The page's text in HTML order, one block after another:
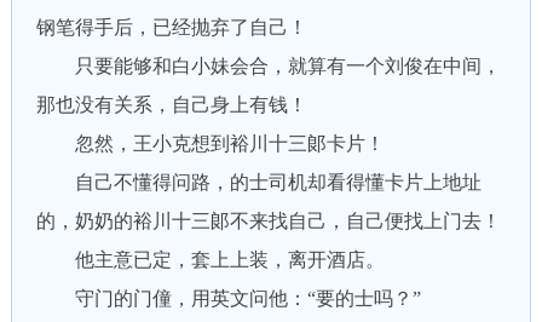
钢笔得手后，已经抛弃了自己！
只要能够和白小妹会合，就算有一个刘俊在中间，
那也没有关系，自己身上有钱！
忽然，王小克想到裕川十三郞卡片！
自己不懂得问路，的士司机却看得懂卡片上地址
的，奶奶的裕川十三郞不来找自己，自己便找上门去！
他主意已定，套上上装，离开酒店。
守门的门僮，用英文问他：“要的士吗？”